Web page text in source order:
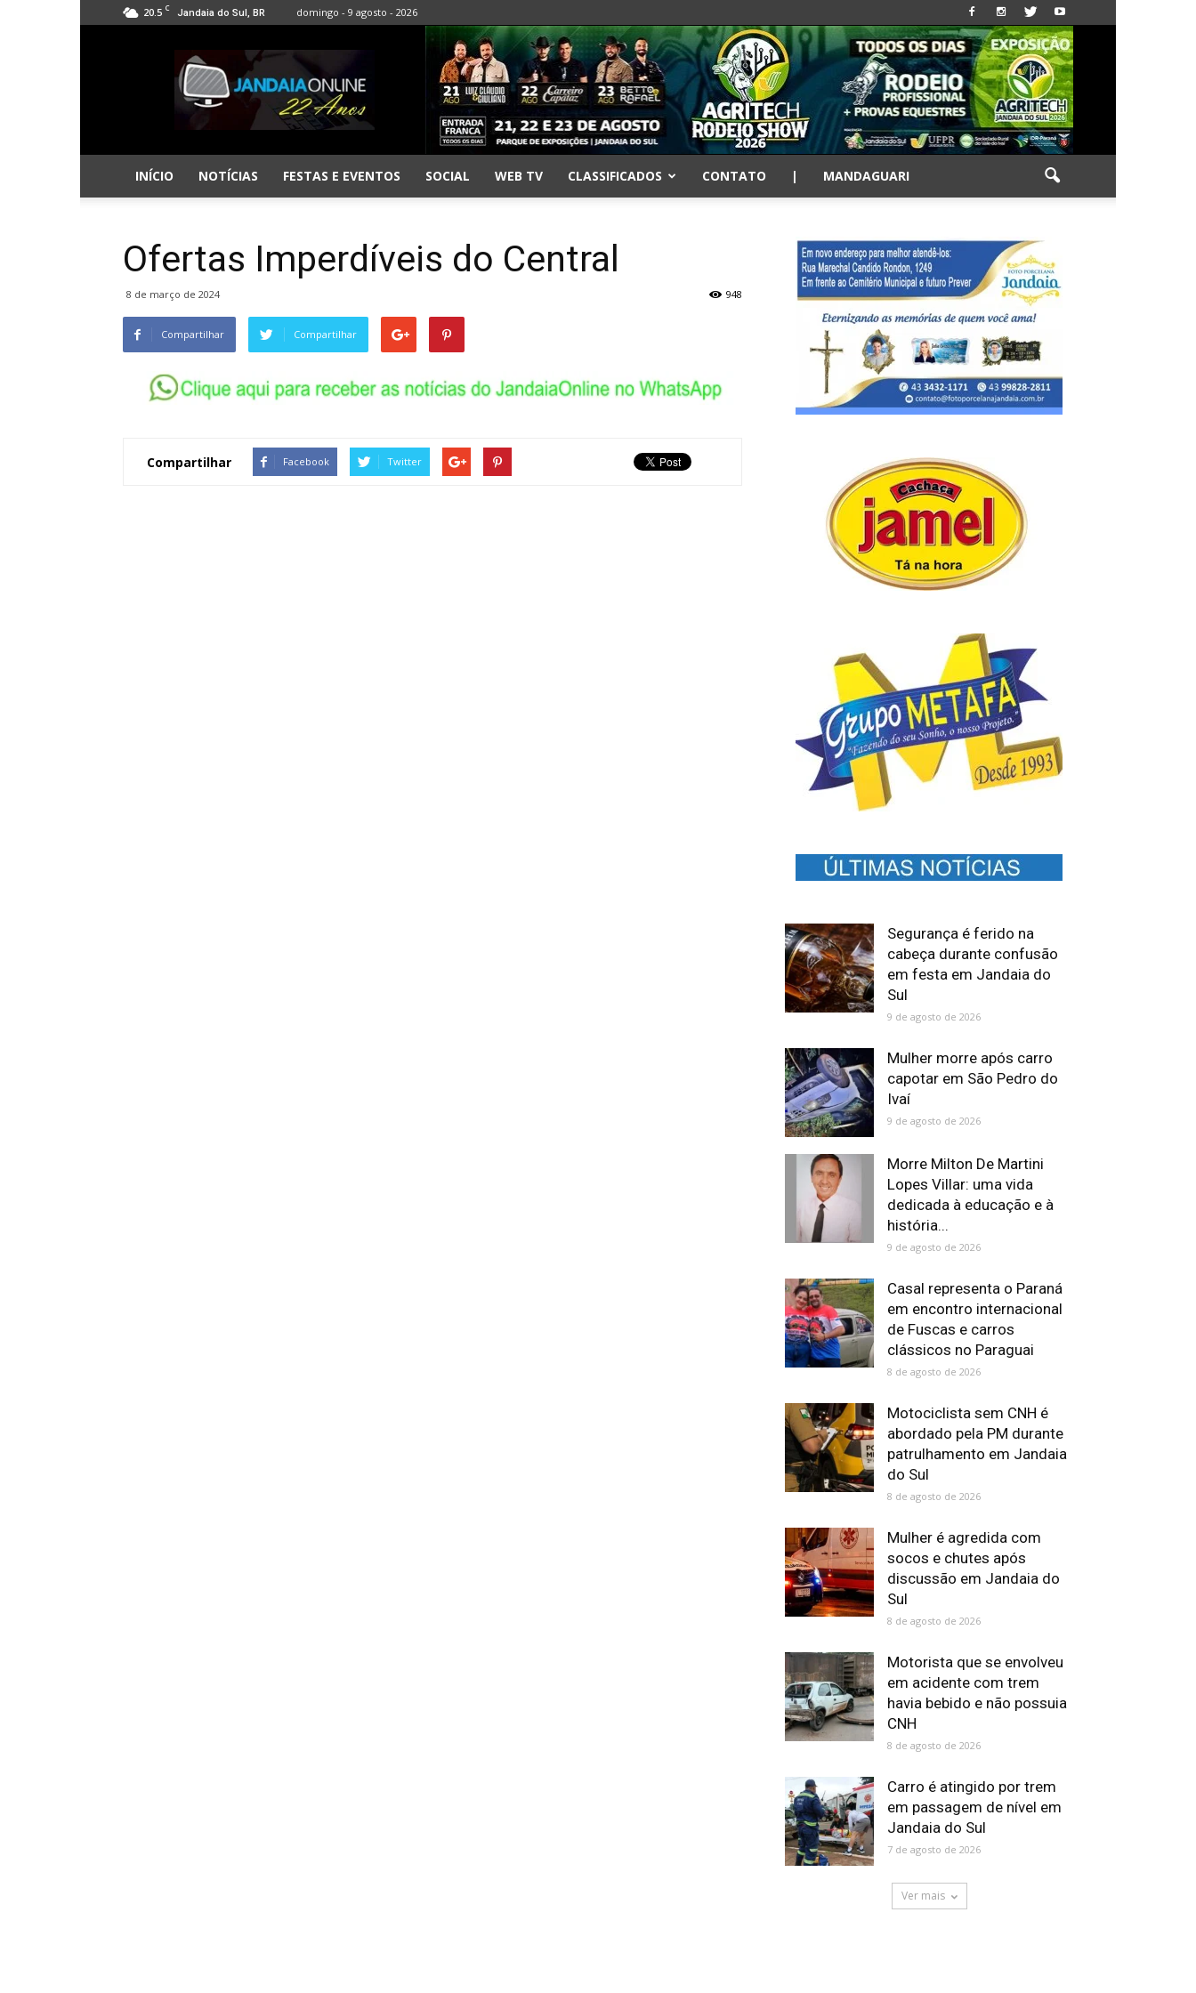
20.5 C Jandaia do Sul, BR domingo - 9 agosto - 2026
Jandaia
Online
INÍCIO NOTÍCIAS FESTAS E EVENTOS SOCIAL WEB TV CLASSIFICADOS CONTATO | MANDAGUARI
Ofertas Imperdíveis do Central
8 de março de 2024 948
Compartilhar Compartilhar
Compartilhar Facebook Twitter
Segurança é ferido na
cabeça durante confusão
em festa em Jandaia do
Sul
9 de agosto de 2026
Mulher morre após carro
capotar em São Pedro do
Ivaí
9 de agosto de 2026
Morre Milton De Martini
Lopes Villar: uma vida
dedicada à educação e à
história...
9 de agosto de 2026
Casal representa o Paraná
em encontro internacional
de Fuscas e carros
clássicos no Paraguai
8 de agosto de 2026
Motociclista sem CNH é
abordado pela PM durante
patrulhamento em Jandaia
do Sul
8 de agosto de 2026
Mulher é agredida com
socos e chutes após
discussão em Jandaia do
Sul
8 de agosto de 2026
Motorista que se envolveu
em acidente com trem
havia bebido e não possuia
CNH
8 de agosto de 2026
Carro é atingido por trem
em passagem de nível em
Jandaia do Sul
7 de agosto de 2026
Ver mais